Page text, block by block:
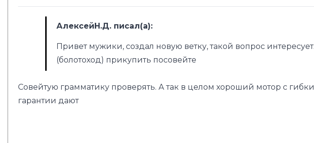
АлексейН.Д. писал(а):
Привет мужики, создал новую ветку, такой вопрос
(болотоход) прикупить посовейте
Совейтую грамматику проверять. А так в целом хороший мотор с
гарантии дают